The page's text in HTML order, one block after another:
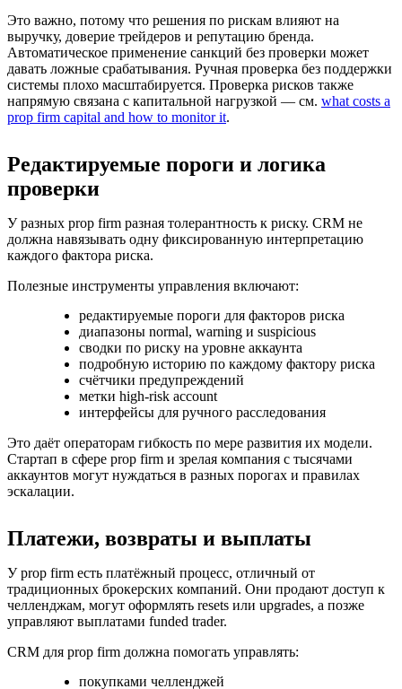
Это важно, потому что решения по рискам влияют на
выручку, доверие трейдеров и репутацию бренда.
Автоматическое применение санкций без проверки может
давать ложные срабатывания. Ручная проверка без поддержки
системы плохо масштабируется. Проверка рисков также
напрямую связана с капитальной нагрузкой — см. what costs a
prop firm capital and how to monitor it.
Редактируемые пороги и логика
проверки
У разных prop firm разная толерантность к риску. CRM не
должна навязывать одну фиксированную интерпретацию
каждого фактора риска.
Полезные инструменты управления включают:
редактируемые пороги для факторов риска
диапазоны normal, warning и suspicious
сводки по риску на уровне аккаунта
подробную историю по каждому фактору риска
счётчики предупреждений
метки high-risk account
интерфейсы для ручного расследования
Это даёт операторам гибкость по мере развития их модели.
Стартап в сфере prop firm и зрелая компания с тысячами
аккаунтов могут нуждаться в разных порогах и правилах
эскалации.
Платежи, возвраты и выплаты
У prop firm есть платёжный процесс, отличный от
традиционных брокерских компаний. Они продают доступ к
челленджам, могут оформлять resets или upgrades, а позже
управляют выплатами funded trader.
CRM для prop firm должна помогать управлять:
покупками челленджей